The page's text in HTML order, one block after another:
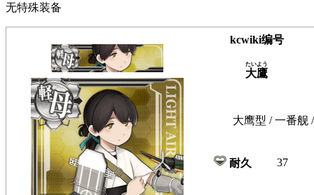
无特殊装备
kcwiki编号
大鷹
たいよう
大鹰型 / 一番舰
耐久 37